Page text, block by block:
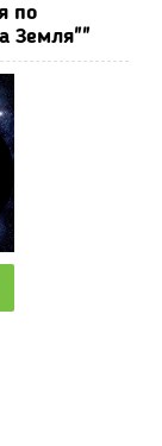
по
Земля""